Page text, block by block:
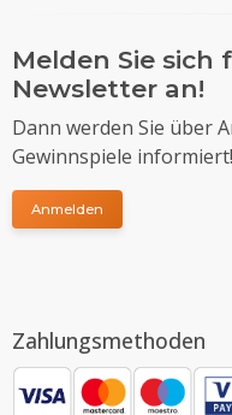
Melden Sie sich
Newsletter an!
Dann werden Sie über
Gewinnspiele informiert!
Anmelden
Zahlungsmethoden